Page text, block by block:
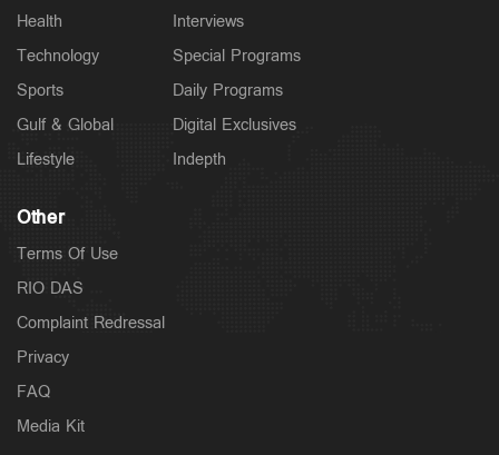
Health
Technology
Sports
Gulf & Global
Lifestyle
Interviews
Special Programs
Daily Programs
Digital Exclusives
Indepth
Other
Terms Of Use
RIO DAS
Complaint Redressal
Privacy
FAQ
Media Kit